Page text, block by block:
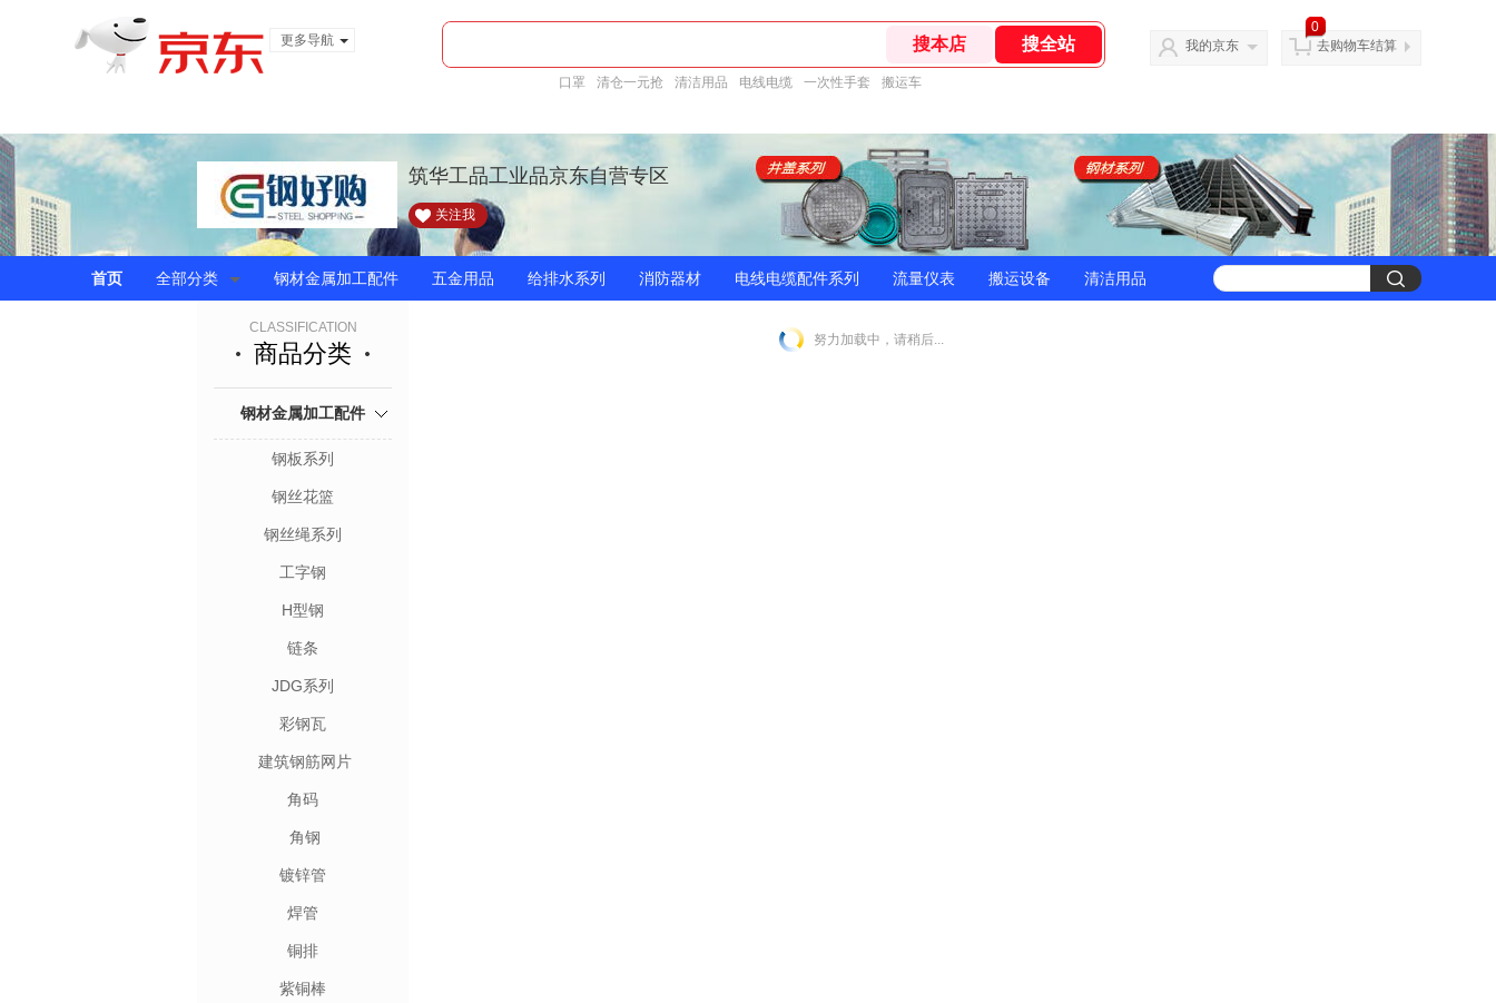
更多导航
口罩 清仓一元抢 清洁用品 电线电缆 一次性手套 搬运车
我的京东
0
去购物车结算
筑华工品工业品京东自营专区
关注我
首页 全部分类 钢材金属加工配件 五金用品 给排水系列 消防器材 电线电缆配件系列 流量仪表 搬运设备 清洁用品
CLASSIFICATION
商品分类
钢材金属加工配件
钢板系列
钢丝花篮
钢丝绳系列
工字钢
H型钢
链条
JDG系列
彩钢瓦
建筑钢筋网片
角码
角钢
镀锌管
焊管
铜排
紫铜棒
努力加载中，请稍后...